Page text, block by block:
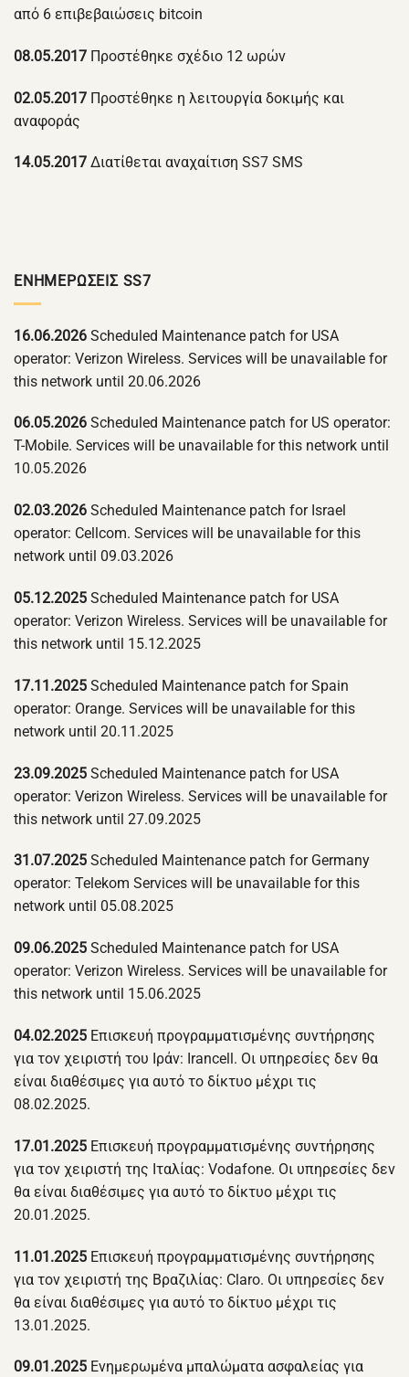
από 6 επιβεβαιώσεις bitcoin
08.05.2017 Προστέθηκε σχέδιο 12 ωρών
02.05.2017 Προστέθηκε η λειτουργία δοκιμής και
αναφοράς
14.05.2017 Διατίθεται αναχαίτιση SS7 SMS
ΕΝΗΜΕΡΏΣΕΙΣ SS7
16.06.2026 Scheduled Maintenance patch for USA
operator: Verizon Wireless. Services will be unavailable for
this network until 20.06.2026
06.05.2026 Scheduled Maintenance patch for US operator:
T-Mobile. Services will be unavailable for this network until
10.05.2026
02.03.2026 Scheduled Maintenance patch for Israel
operator: Cellcom. Services will be unavailable for this
network until 09.03.2026
05.12.2025 Scheduled Maintenance patch for USA
operator: Verizon Wireless. Services will be unavailable for
this network until 15.12.2025
17.11.2025 Scheduled Maintenance patch for Spain
operator: Orange. Services will be unavailable for this
network until 20.11.2025
23.09.2025 Scheduled Maintenance patch for USA
operator: Verizon Wireless. Services will be unavailable for
this network until 27.09.2025
31.07.2025 Scheduled Maintenance patch for Germany
operator: Telekom Services will be unavailable for this
network until 05.08.2025
09.06.2025 Scheduled Maintenance patch for USA
operator: Verizon Wireless. Services will be unavailable for
this network until 15.06.2025
04.02.2025 Επισκευή προγραμματισμένης συντήρησης
για τον χειριστή του Ιράν: Irancell. Οι υπηρεσίες δεν θα
είναι διαθέσιμες για αυτό το δίκτυο μέχρι τις
08.02.2025.
17.01.2025 Επισκευή προγραμματισμένης συντήρησης
για τον χειριστή της Ιταλίας: Vodafone. Οι υπηρεσίες δεν
θα είναι διαθέσιμες για αυτό το δίκτυο μέχρι τις
20.01.2025.
11.01.2025 Επισκευή προγραμματισμένης συντήρησης
για τον χειριστή της Βραζιλίας: Claro. Οι υπηρεσίες δεν
θα είναι διαθέσιμες για αυτό το δίκτυο μέχρι τις
13.01.2025.
09.01.2025 Ενημερωμένα μπαλώματα ασφαλείας για